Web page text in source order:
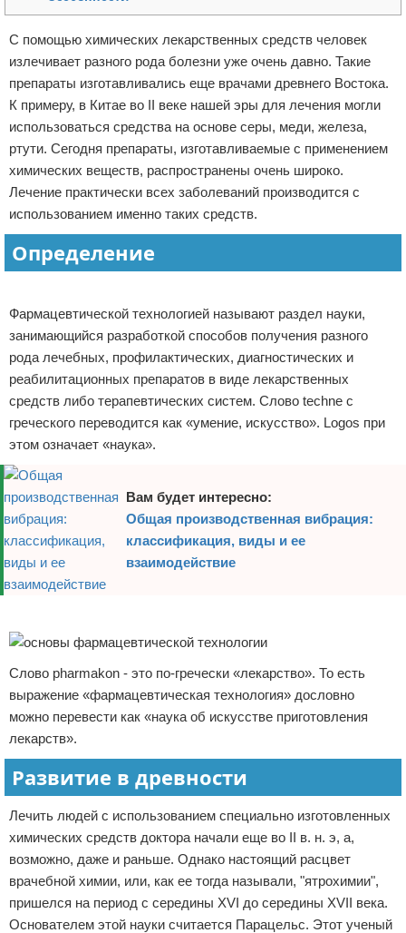
Обзоры услуг
Самосовершенствование
Деловое общение
Менеджмент
С помощью химических лекарственных средств человек
излечивает разного рода болезни уже очень давно. Такие
препараты изготавливались еще врачами древнего Востока.
К примеру, в Китае во II веке нашей эры для лечения могли
использоваться средства на основе серы, меди, железа,
ртути. Сегодня препараты, изготавливаемые с применением
химических веществ, распространены очень широко.
Лечение практически всех заболеваний производится с
использованием именно таких средств.
Определение
Фармацевтической технологией называют раздел науки,
занимающийся разработкой способов получения разного
рода лечебных, профилактических, диагностических и
реабилитационных препаратов в виде лекарственных
средств либо терапевтических систем. Слово techne с
греческого переводится как «умение, искусство». Logos при
этом означает «наука».
Вам будет интересно:
Общая производственная вибрация:
классификация, виды и ее
взаимодействие
Слово pharmakon - это по-гречески «лекарство». То есть
выражение «фармацевтическая технология» дословно
можно перевести как «наука об искусстве приготовления
лекарств».
Развитие в древности
Лечить людей с использованием специально изготовленных
химических средств доктора начали еще во II в. н. э, а,
возможно, даже и раньше. Однако настоящий расцвет
врачебной химии, или, как ее тогда называли, "ятрохимии",
пришелся на период с середины XVI до середины XVII века.
Основателем этой науки считается Парацельс. Этот ученый